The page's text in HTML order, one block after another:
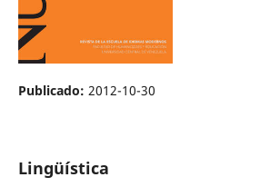
Publicado: 2012-10-30
Lingüística